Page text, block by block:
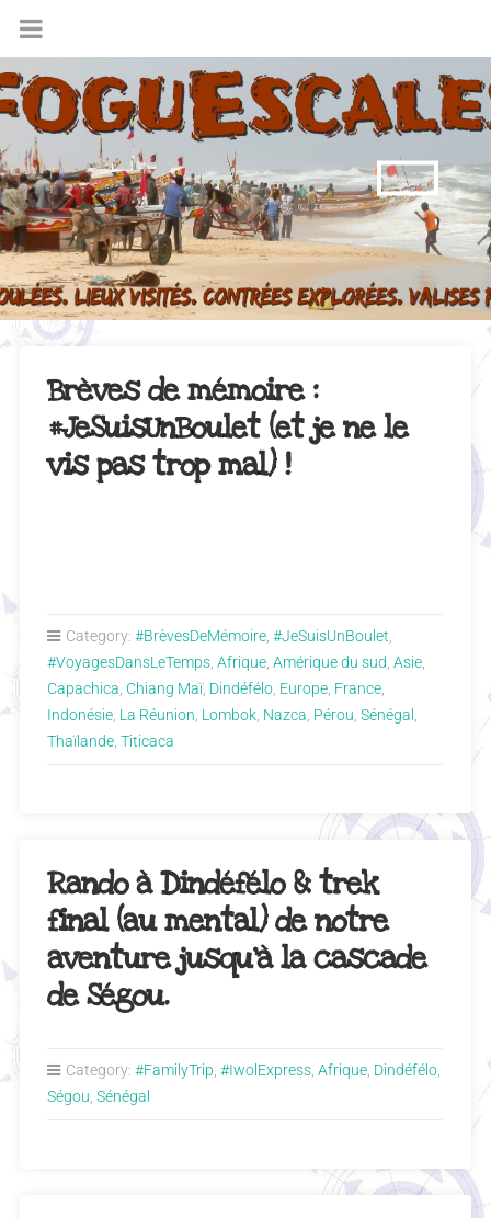
Brèves de mémoire :
#JeSuisUnBoulet (et je ne le
vis pas trop mal) !
Category: #BrèvesDeMémoire, #JeSuisUnBoulet,
#VoyagesDansLeTemps, Afrique, Amérique du sud, Asie,
Capachica, Chiang Maï, Dindéfélo, Europe, France,
Indonésie, La Réunion, Lombok, Nazca, Pérou, Sénégal ,
Thaïlande, Titicaca
Rando à Dindéfélo & trek
final (au mental) de notre
aventure jusqu’à la cascade
de Ségou.
Category: #FamilyTrip, #IwolExpress, Afrique, Dindéfélo,
Ségou, Sénégal